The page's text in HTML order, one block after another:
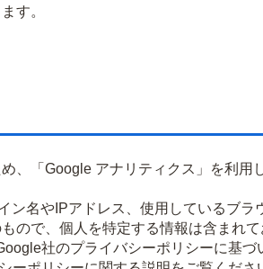
す。
、「Google アナリティクス」を利用
名やIPアドレス、使用しているブラ
ので、個人を特定する情報は含まれて
社のプライバシーポリシーに基づ